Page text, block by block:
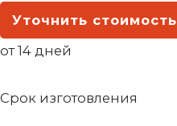
Уточнить стоимость
от 14 дней
Срок изготовления